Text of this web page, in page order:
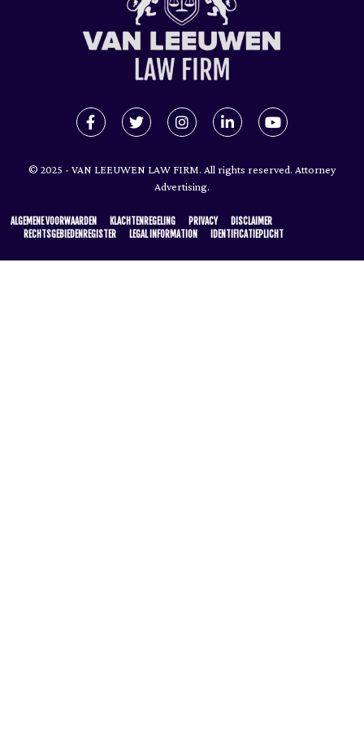
© 2025 - VAN LEEUWEN LAW FIRM. All rights reserved. Attorney
Advertising.
ALGEMENE VOORWAARDEN KLACHTENREGELING PRIVACY
DISCLAIMER
RECHTSGEBIEDENREGISTER
LEGAL INFORMATION IDENTIFICATIEPLICHT